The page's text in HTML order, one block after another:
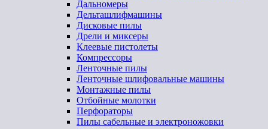
Дальномеры
Дельташлифмашины
Дисковые пилы
Дрели и миксеры
Клеевые пистолеты
Компрессоры
Ленточные пилы
Ленточные шлифовальные машины
Монтажные пилы
Отбойные молотки
Перфораторы
Пилы сабельные и электроножовки